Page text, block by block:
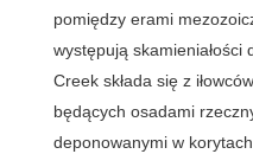
pomiędzy erami
występują skamieniałości
Creek składa się z
będących osadami
deponowanymi w